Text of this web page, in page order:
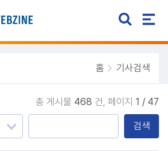
홈 기사검색
총 게시물 468 건, 페이지 1 / 47
검색